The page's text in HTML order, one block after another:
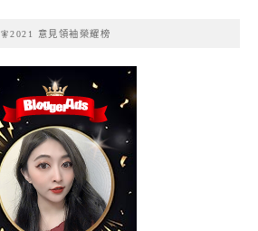
🧚2021 意見領袖榮耀榜